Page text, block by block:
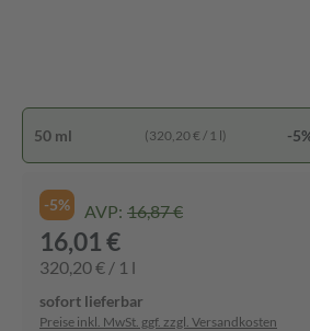
50 ml (320,20 € / 1 l) -
-5% AVP: 16,87 €
16,01 €
320,20 € / 1 l
sofort lieferbar
Preise inkl. MwSt. ggf. zzgl. Versandkosten